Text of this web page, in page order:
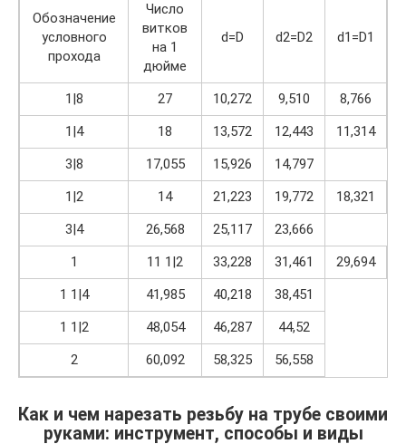
Обозначение
условного
прохода
Число
витков
на 1
дюйме
d=D d2=D2 d1=D1
1|8 27 10,272 9,510
8,766
1|4
18 13,572 12,443
11,314
3|8
17,055 15,926
14,797
1|2
14 21,223 19,772
18,321
3|4
26,568 25,117
23,666
1
11 1|2 33,228 31,461
29,694
1 1|4
41,985 40,218
38,451
1 1|2
48,054 46,287
44,52
2
60,092 58,325 56,558
Как и чем нарезать резьбу на трубе своими
руками: инструмент, способы и виды